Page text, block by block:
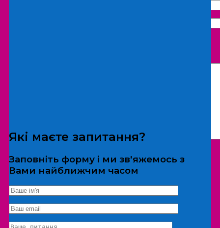
*Дані не передаються третім особам
Екскурсія/локація
Які маєте запитання?
Заповніть форму і ми зв'яжемось з
Вами найближчим часом